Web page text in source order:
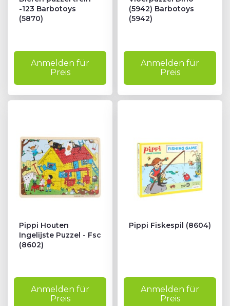
-123 Barbotoys
(5870)
Anmelden für
Preis
(5942) Barbotoys
(5942)
Anmelden für
Preis
Pippi Houten
Ingelijste Puzzel - Fsc
(8602)
Anmelden für
Preis
Pippi Fiskespil (8604)
Anmelden für
Preis